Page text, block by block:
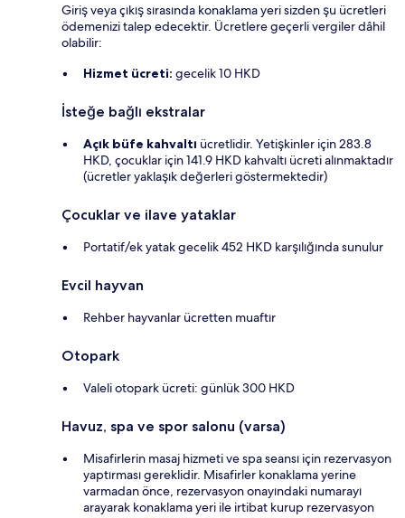
Giriş veya çıkış sırasında konaklama yeri sizden şu ücretleri
ödemenizi talep edecektir. Ücretlere geçerli vergiler dâhil
olabilir:
Hizmet ücreti: gecelik 10 HKD
İsteğe bağlı ekstralar
Açık büfe kahvaltı ücretlidir. Yetişkinler için 283.8
HKD, çocuklar için 141.9 HKD kahvaltı ücreti alınmaktadır
(ücretler yaklaşık değerleri göstermektedir)
Çocuklar ve ilave yataklar
Portatif/ek yatak gecelik 452 HKD karşılığında sunulur
Evcil hayvan
Rehber hayvanlar ücretten muaftır
Otopark
Valeli otopark ücreti: günlük 300 HKD
Havuz, spa ve spor salonu (varsa)
Misafirlerin masaj hizmeti ve spa seansı için rezervasyon
yaptırması gereklidir. Misafirler konaklama yerine
varmadan önce, rezervasyon onayındaki numarayı
arayarak konaklama yeri ile irtibat kurup rezervasyon